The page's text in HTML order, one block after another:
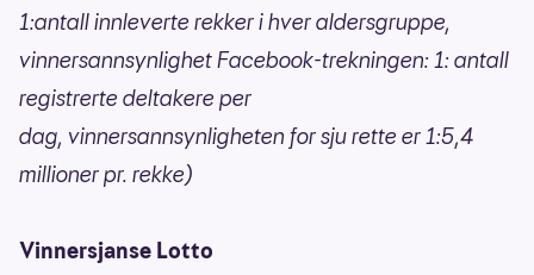
1:antall innleverte rekker i hver aldersgruppe,
vinnersannsynlighet Facebook-trekningen: 1: antall
registrerte deltakere per
dag, vinnersannsynligheten for sju rette er 1:5,4
millioner pr. rekke)
Vinnersjanse Lotto